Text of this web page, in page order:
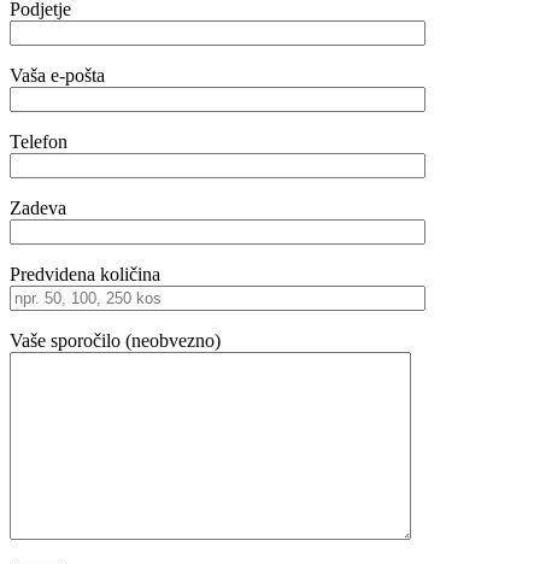
Podjetje
Vaša e-pošta
Telefon
Zadeva
Predvidena količina
Vaše sporočilo (neobvezno)